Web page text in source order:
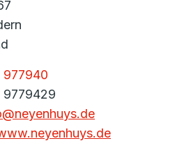
977940
9779429